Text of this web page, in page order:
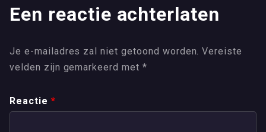
Een reactie achterlaten
Je e-mailadres zal niet getoond worden. Vereiste
velden zijn gemarkeerd met *
Reactie *